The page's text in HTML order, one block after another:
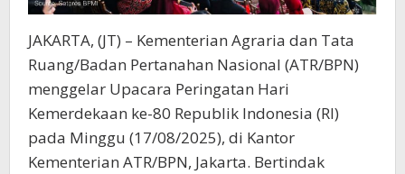
JAKARTA, (JT) – Kementerian Agraria dan Tata
Ruang/Badan Pertanahan Nasional (ATR/BPN)
menggelar Upacara Peringatan Hari
Kemerdekaan ke-80 Republik Indonesia (RI)
pada Minggu (17/08/2025), di Kantor
Kementerian ATR/BPN, Jakarta. Bertindak